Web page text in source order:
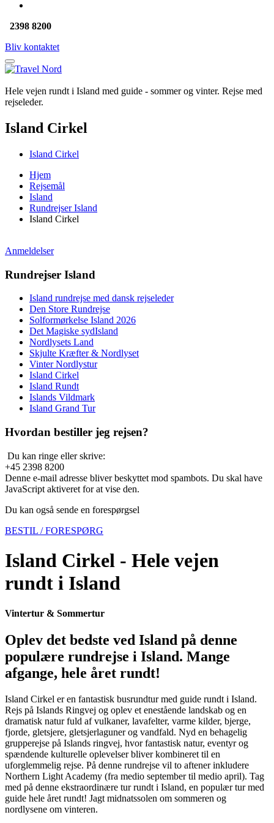
2398 8200
Bliv kontaktet
Hele vejen rundt i Island med guide - sommer og vinter. Rejse med
rejseleder.
Island Cirkel
Island Cirkel
Hjem
Rejsemål
Island
Rundrejser Island
Island Cirkel
Anmeldelser
Rundrejser Island
Island rundrejse med dansk rejseleder
Den Store Rundrejse
Solformørkelse Island 2026
Det Magiske sydIsland
Nordlysets Land
Skjulte Kræfter & Nordlyset
Vinter Nordlystur
Island Cirkel
Island Rundt
Islands Vildmark
Island Grand Tur
Hvordan bestiller jeg rejsen?
Du kan ringe eller skrive:
+45 2398 8200
Denne e-mail adresse bliver beskyttet mod spambots. Du skal have
JavaScript aktiveret for at vise den.
Du kan også sende en forespørgsel
BESTIL / FORESPØRG
Island Cirkel - Hele vejen
rundt i Island
Vintertur & Sommertur
Oplev det bedste ved Island på denne
populære rundrejse i Island. Mange
afgange, hele året rundt!
Island Cirkel er en fantastisk busrundtur med guide rundt i Island.
Rejs på Islands Ringvej og oplev et enestående landskab og en
dramatisk natur fuld af vulkaner, lavafelter, varme kilder, bjerge,
fjorde, gletsjere, gletsjerlaguner og vandfald. Nyd en behagelig
grupperejse på Islands ringvej, hvor fantastisk natur, eventyr og
spændende kulturelle oplevelser bliver kombineret til en
uforglemmelig rejse. På denne rundrejse vil to aftener inkludere
Northern Light Academy (fra medio september til medio april). Tag
med på denne ekstraordinære tur rundt i Island, en populær tur med
guide hele året rundt! Jagt midnatssolen om sommeren og
nordlysene om vinteren.